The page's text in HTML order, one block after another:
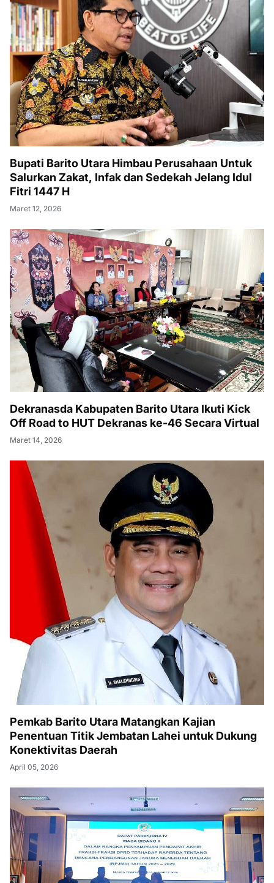
Bupati Barito Utara Himbau Perusahaan Untuk
Salurkan Zakat, Infak dan Sedekah Jelang Idul
Fitri 1447 H
Maret 12, 2026
Dekranasda Kabupaten Barito Utara Ikuti Kick
Off Road to HUT Dekranas ke-46 Secara Virtual
Maret 14, 2026
Pemkab Barito Utara Matangkan Kajian
Penentuan Titik Jembatan Lahei untuk Dukung
Konektivitas Daerah
April 05, 2026